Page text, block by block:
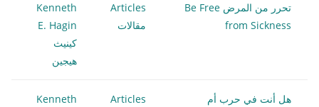
تحرر من المرض Be Free
from Sickness
Articles
مقالات
Kenneth
E. Hagin
كينيث
هيجين
هل أنت في حرب أم
Articles
Kenneth